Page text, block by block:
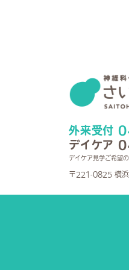
外来受付
デイケア
デイケア見学ご希望
〒221-0825 横